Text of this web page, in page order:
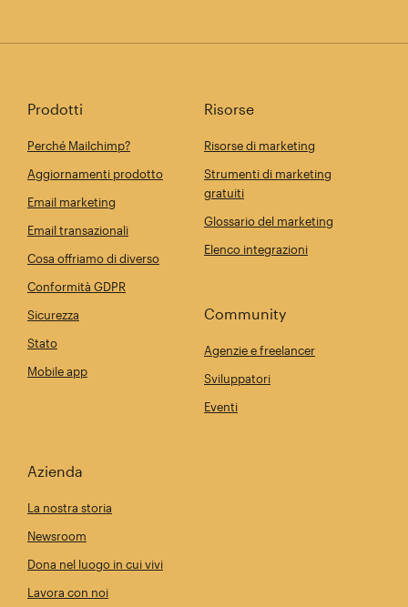
Prodotti
Perché Mailchimp?
Aggiornamenti prodotto
Email marketing
Email transazionali
Cosa offriamo di diverso
Conformità GDPR
Sicurezza
Stato
Mobile app
Risorse
Risorse di marketing
Strumenti di marketing
gratuiti
Glossario del marketing
Elenco integrazioni
Community
Agenzie e freelancer
Sviluppatori
Eventi
Azienda
La nostra storia
Newsroom
Dona nel luogo in cui vivi
Lavora con noi